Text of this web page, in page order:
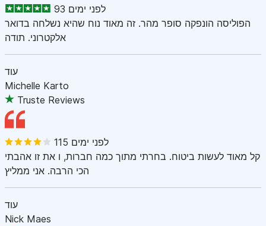
93 לפני ימים
הפוליסה הונפקה סופר מהר. זה מאוד נוח שהיא נשלחה בדואר
אלקטרוני. תודה
עוד
Michelle Karto
Truste Reviews
115 לפני ימים
קל מאוד לעשות ביטוח. בחרתי מתוך כמה חברות, ו את זו אהבתי
הכי הרבה. אני ממליץ
עוד
Nick Maes